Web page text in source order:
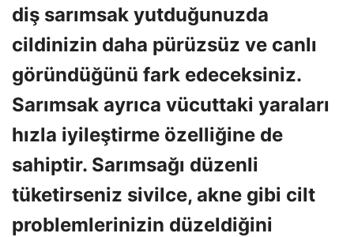
diş sarımsak yutduğunuzda
cildinizin daha pürüzsüz ve canlı
göründüğünü fark edeceksiniz.
Sarımsak ayrıca vücuttaki yaraları
hızla iyileştirme özelliğine de
sahiptir. Sarımsağı düzenli
tüketirseniz sivilce, akne gibi cilt
problemlerinizin düzeldiğini